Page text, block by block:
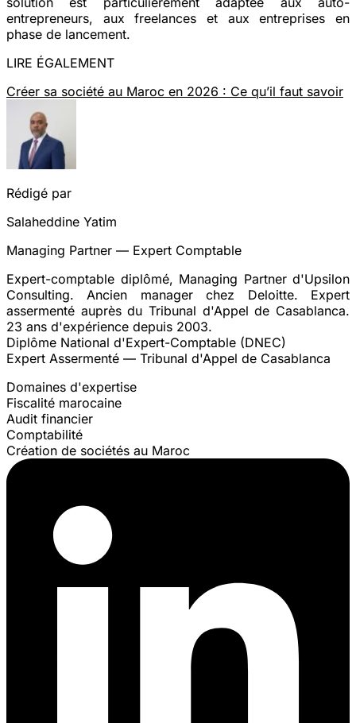
entrepreneurs, aux freelances et aux entreprises en
phase de lancement.
LIRE ÉGALEMENT
Créer sa société au Maroc en 2026 : Ce qu’il faut savoir
Rédigé par
Salaheddine Yatim
Managing Partner — Expert Comptable
Expert-comptable diplômé, Managing Partner d'Upsilon
Consulting. Ancien manager chez Deloitte. Expert
assermenté auprès du Tribunal d'Appel de Casablanca.
23 ans d'expérience depuis 2003.
Diplôme National d'Expert-Comptable (DNEC)
Expert Assermenté — Tribunal d'Appel de Casablanca
Domaines d'expertise
Fiscalité marocaine
Audit financier
Comptabilité
Création de sociétés au Maroc